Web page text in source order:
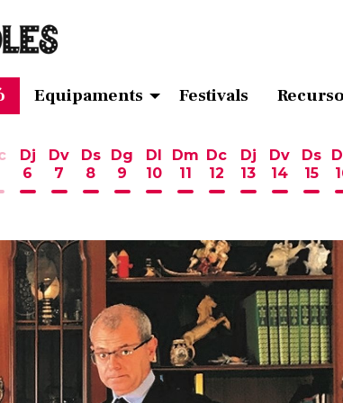
Equipaments Festivals
d'agost
4 d'agost5 d'agost
Dj
6
Dijous 6 d'agost
Dv
7
Divendres 7 d'agost
Ds
8
Dissabte 8 d'agost
Dg
9
Diumenge 9 d'agost
Dl
10
Dilluns 10 d'agost
Dm
11
Dimarts 11 d'agost
Dc
12
Dimecres 12
Dj
13
Dijous 13
Dv
14
Ds
15